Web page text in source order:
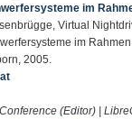
im
Virtual
im
2005.
(Editor) |